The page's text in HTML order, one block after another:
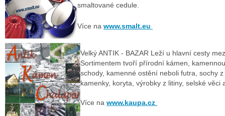
smaltované cedule.
Více na www.smalt.eu
Velký ANTIK - BAZAR Leží u hlavní cesty
Sortimentem tvoří přírodní kámen,
schody, kamenné ostění neboli futra, sochy
kamenky, koryta, výrobky z litiny, selské
Více na www.kaupa.cz